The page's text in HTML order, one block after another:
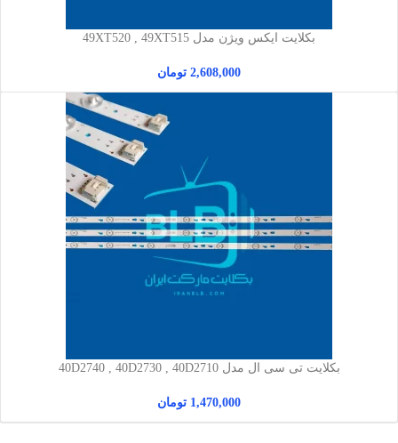
بکلایت ایکس ویژن مدل 49XT520 , 49XT515
2,608,000 تومان
بکلایت تی سی ال مدل 40D2740 , 40D2730 , 40D2710
1,470,000 تومان